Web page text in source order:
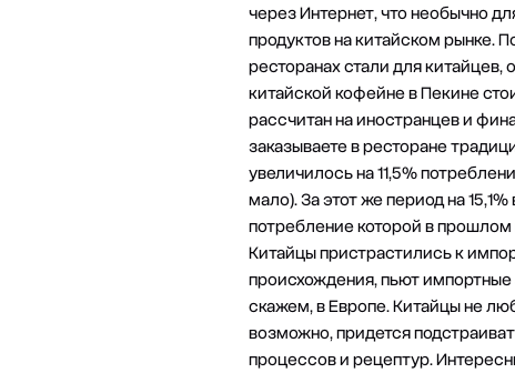
через Интернет, что необычно
продуктов на китайском рынке.
ресторанах стали для
китайской кофейне в Пекине
рассчитан на иностранцев и
заказываете в ресторане
увеличилось на 11,5%
мало). За этот же период на
потребление которой в прошлом
Китайцы пристрастились к
происхождения, пьют импортные
скажем, в Европе. Китайцы не
возможно, придется
процессов и рецептур.